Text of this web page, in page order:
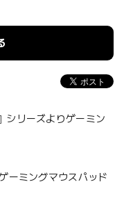
シリーズよりゲーミン
ーミングマウスパッド